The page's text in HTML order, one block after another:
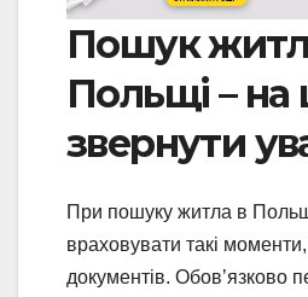
Пошук
Польщі –
звернути
При пошуку житла в
враховувати такі
документів. Обовʼязково